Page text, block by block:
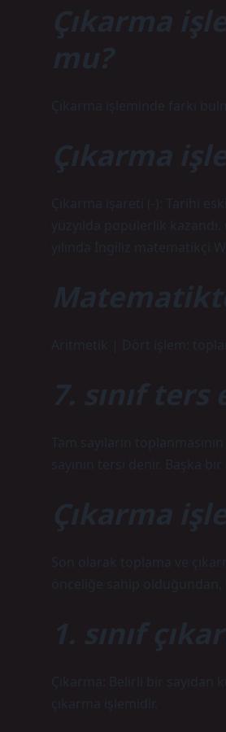
Çıkarma
mu?
Çıkarma işleminde farkı
Çıkarma
Çıkarma işareti (-): Tarihi
yüzyılda popülerlik
yılında İngiliz matematikçi
Aritmetik | Dört işlem:
7. sınıf
Tam sayıların
sayının tersi denir. Başka
Çıkarma
Son olarak toplama ve
önceliğe sahip olduğundan,
1. sınıf
Çıkarma: Belirli bir sayıdan
çıkarma işlemidir.